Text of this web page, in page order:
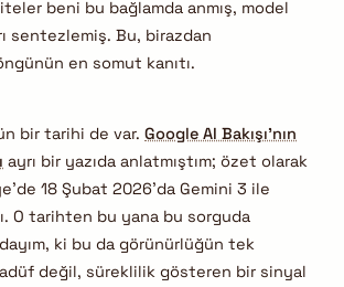
beni bu bağlamda anmış, model
sentezlemiş. Bu, birazdan
en somut kanıtı.
bir tarihi de var. Google AI Bakışı’nın
ayrı bir yazıda anlatmıştım; özet olarak
18 Şubat 2026’da Gemini 3 ile
O tarihten bu yana bu sorguda
ki bu da görünürlüğün tek
değil, süreklilik gösteren bir sinyal